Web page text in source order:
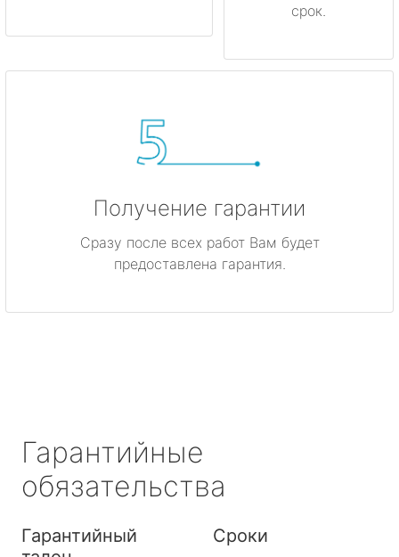
срок.
Получение гарантии
Сразу после всех работ Вам будет
предоставлена гарантия.
Гарантийные
обязательства
Гарантийный
Сроки